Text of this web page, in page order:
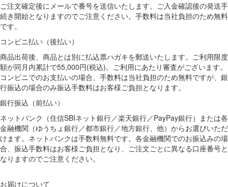
ご注文確定後にメールで番号を送信いたします。ご入金確認後の発送手
続き開始となりますのでご注意ください。手数料は当社負担のため無料
です。
コンビニ払い（後払い）
商品出荷後、商品とは別に払込票ハガキを郵送いたします。ご利用限度
額が同月内累計で55,000円(税込)。ご利用にあたり審査がございます。
コンビニでのお支払いの場合、手数料は当社負担のため無料ですが、銀
行振込の場合のみ振込手数料はお客様ご負担となります。
銀行振込（前払い）
ネットバンク（住信SBIネット銀行／楽天銀行／PayPay銀行）または各
金融機関（ゆうちょ銀行／都市銀行／地方銀行、他）からお選びいただ
けます。ネットバンクは手数料無料です。各金融機関でのお振込みの場
合、振込手数料はお客様ご負担となり、ご注文ごとに異なる口座番号と
なりますのでご注意ください。
お届けについて